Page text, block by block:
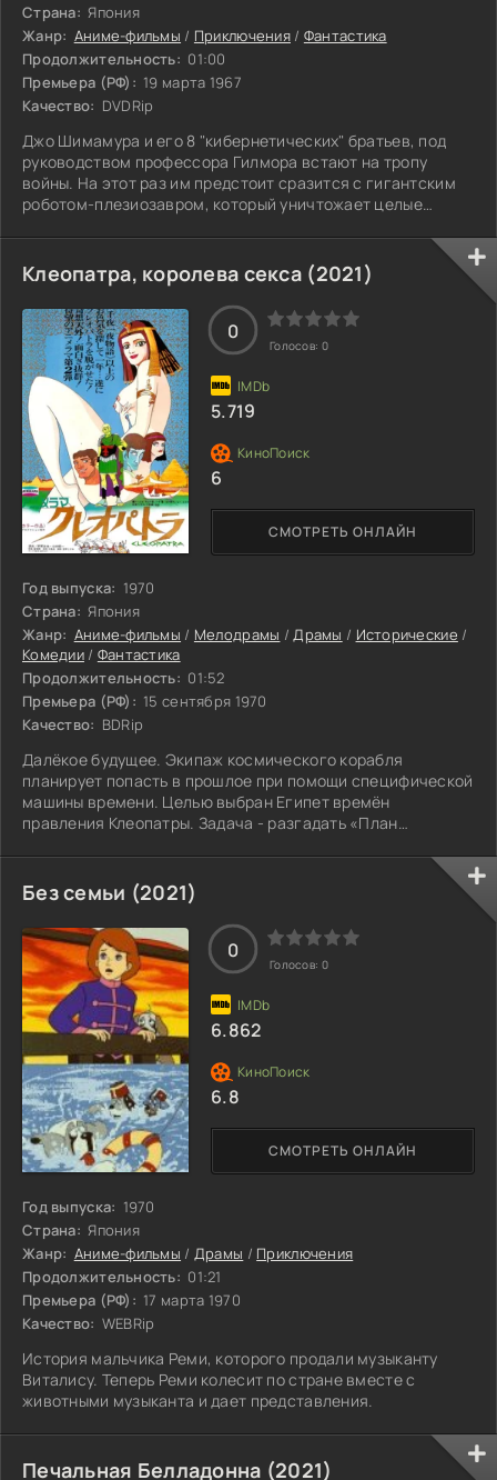
Страна: Япония
Жанр: Аниме-фильмы / Приключения / Фантастика
Продолжительность: 01:00
Премьера (РФ): 19 марта 1967
Качество: DVDRip
Джо Шимамура и его 8 "кибернетических" братьев, под
руководством профессора Гилмора встают на тропу
войны. На этот раз им предстоит сразится с гигантским
роботом-плезиозавром, который уничтожает целые
оказывается не самым страшным чудовищем из того что
их ждёт впереди.
Клеопатра, королева секса (2021)
Год выпуска: 1970
Страна: Япония
Жанр: Аниме-фильмы / Мелодрамы /Драмы / Исторические /
Комедии/ Фантастика
Продолжительность: 01:52
Премьера (РФ): 15 сентября 1970
Качество: BDRip
Далёкое будущее. Экипаж космического корабля
планирует попасть в прошлое при помощи специфической
машины времени. Целью выбран Египет времён
правления Клеопатры. Задача - разгадать «План
системы.
СМОТРЕТЬ ОНЛАЙН
0
Голосов: 0
5.719
6
Без семьи (2021)
Год выпуска: 1970
Страна: Япония
Жанр: Аниме-фильмы / Драмы / Приключения
Продолжительность: 01:21
Премьера (РФ): 17 марта 1970
Качество: WEBRip
История мальчика Реми, которого продали музыканту
Виталису. Теперь Реми колесит по стране вместе с
животными музыканта и дает представления.
СМОТРЕТЬ ОНЛАЙН
0
Голосов: 0
6.862
6.8
Печальная Белладонна (2021)